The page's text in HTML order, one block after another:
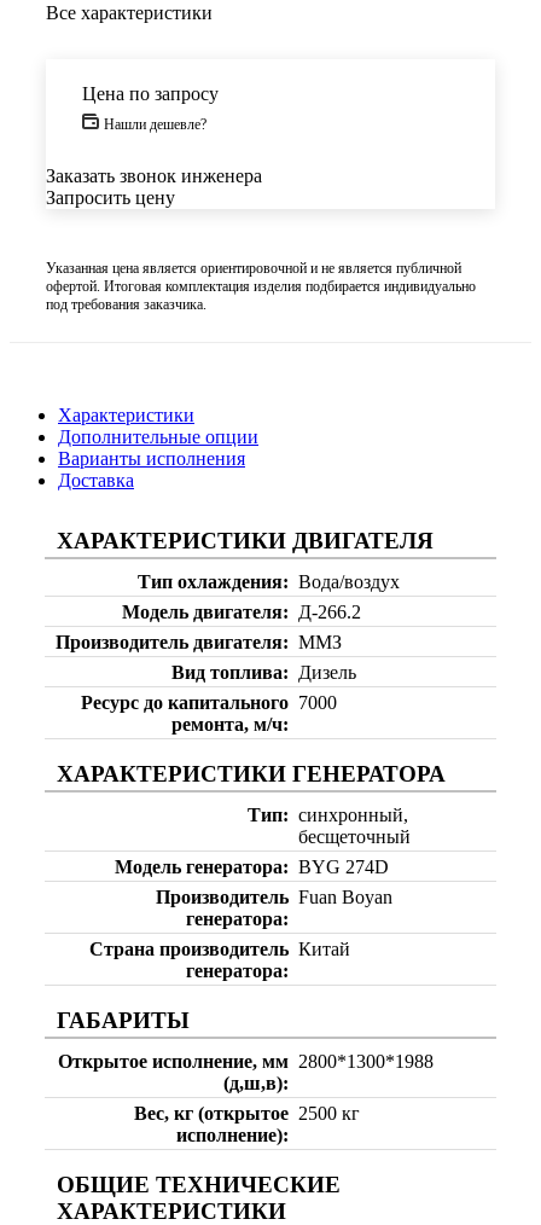
Все характеристики
Цена по запросу
Нашли дешевле?
Заказать звонок инженера
Запросить цену
Указанная цена является ориентировочной и не является публичной
офертой. Итоговая комплектация изделия подбирается индивидуально
под требования заказчика.
Характеристики
Дополнительные опции
Варианты исполнения
Доставка
ХАРАКТЕРИСТИКИ ДВИГАТЕЛЯ
Тип охлаждения
Вода/воздух
Модель двигателя
Д-266.2
Производитель двигателя
ММЗ
Вид топлива
Дизель
Ресурс до капитального
ремонта, м/ч
7000
ХАРАКТЕРИСТИКИ ГЕНЕРАТОРА
Тип
синхронный,
бесщеточный
Модель генератора
BYG 274D
Производитель
генератора
Fuan Boyan
Страна производитель
генератора
Китай
ГАБАРИТЫ
Открытое исполнение, мм
(д,ш,в)
2800*1300*1988
Вес, кг (открытое
исполнение)
2500 кг
ОБЩИЕ ТЕХНИЧЕСКИЕ
ХАРАКТЕРИСТИКИ